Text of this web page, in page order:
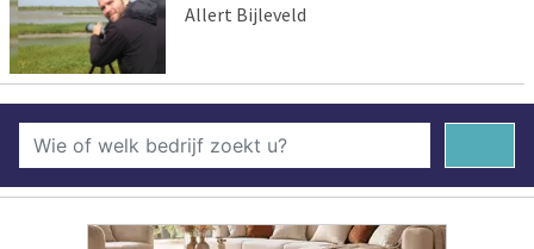
Allert Bijleveld